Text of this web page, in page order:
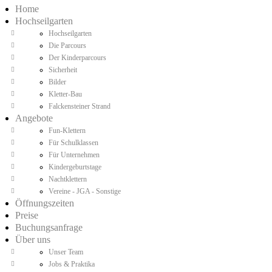
Home
Hochseilgarten
Hochseilgarten
Die Parcours
Der Kinderparcours
Sicherheit
Bilder
Kletter-Bau
Falckensteiner Strand
Angebote
Fun-Klettern
Für Schulklassen
Für Unternehmen
Kindergeburtstage
Nachtklettern
Vereine - JGA - Sonstige
Öffnungszeiten
Preise
Buchungsanfrage
Über uns
Unser Team
Jobs & Praktika